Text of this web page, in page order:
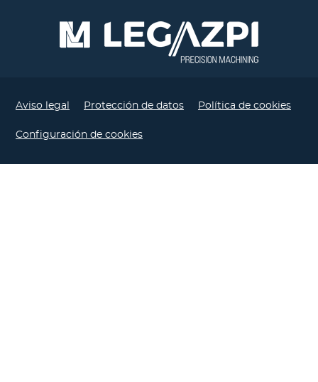
Aviso legal Protección de datos Política de cookies
Configuración de cookies